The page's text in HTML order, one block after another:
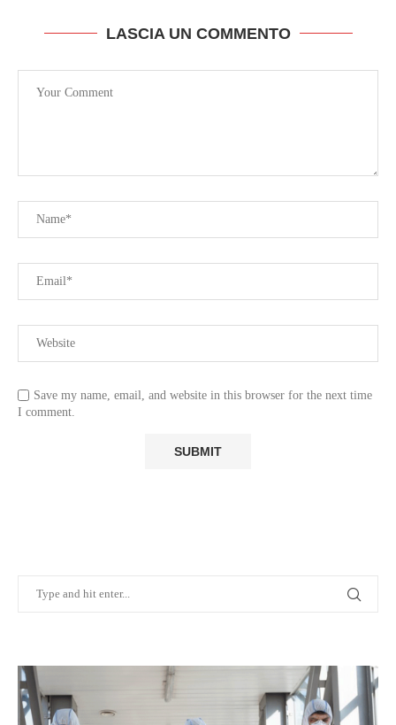
LASCIA UN COMMENTO
Save my name, email, and website in this browser for the next time
I comment.